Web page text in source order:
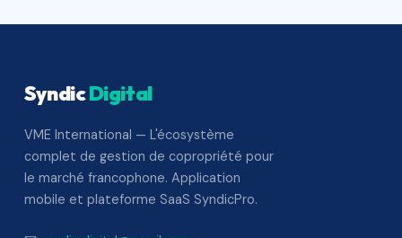
SyndicDigital
VME International — L'écosystème
complet de gestion de copropriété pour
le marché francophone. Application
mobile et plateforme SaaS SyndicPro.